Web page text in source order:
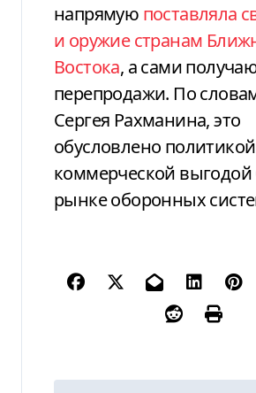
напрямую поставляла
и оружие странам
Востока, а сами
перепродажи. По
Сергея Рахманина, это
обусловлено
коммерческой
рынке оборонных